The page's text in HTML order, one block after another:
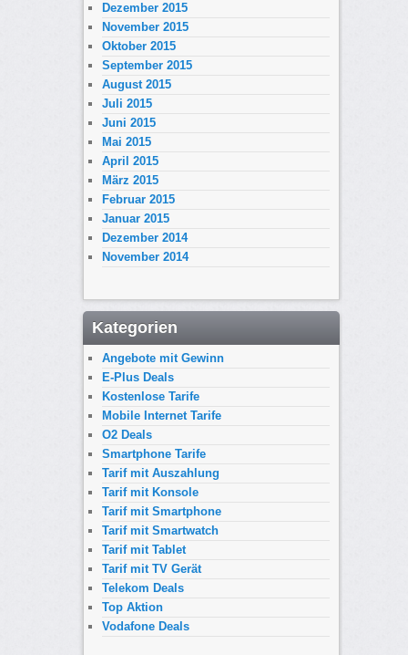
Dezember 2015
November 2015
Oktober 2015
September 2015
August 2015
Juli 2015
Juni 2015
Mai 2015
April 2015
März 2015
Februar 2015
Januar 2015
Dezember 2014
November 2014
Kategorien
Angebote mit Gewinn
E-Plus Deals
Kostenlose Tarife
Mobile Internet Tarife
O2 Deals
Smartphone Tarife
Tarif mit Auszahlung
Tarif mit Konsole
Tarif mit Smartphone
Tarif mit Smartwatch
Tarif mit Tablet
Tarif mit TV Gerät
Telekom Deals
Top Aktion
Vodafone Deals